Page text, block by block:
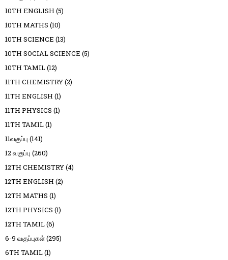
10TH ENGLISH (5)
10TH MATHS (10)
10TH SCIENCE (13)
10TH SOCIAL SCIENCE (5)
10TH TAMIL(12)
11TH CHEMISTRY(2)
11TH ENGLISH (1)
11TH PHYSICS (1)
11TH TAMIL(1)
11வகுப்பு (141)
12 வகுப்பு (260)
12TH CHEMISTRY(4)
12TH ENGLISH (2)
12TH MATHS (1)
12TH PHYSICS (1)
12TH TAMIL(6)
6-9 வகுப்புகள்(295)
6TH TAMIL(1)